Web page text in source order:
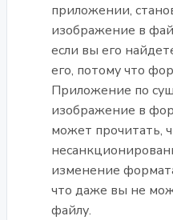
приложении,
изображение в
если вы его
его, потому что
Приложение по
изображение в
может прочитать,
изменение
что даже вы не
файлу.